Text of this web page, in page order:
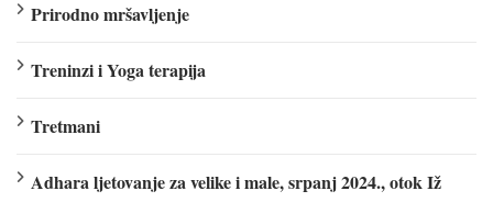
Prirodno mršavljenje
Treninzi i Yoga terapija
Tretmani
Adhara ljetovanje za velike i male, srpanj 2024., otok Iž